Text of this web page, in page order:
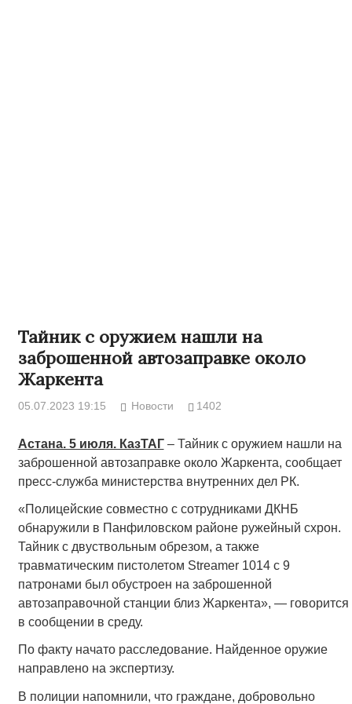
Тайник с оружием нашли на
заброшенной автозаправке около
Жаркента
05.07.2023 19:15 Новости 1402
Астана. 5 июля. КазТАГ– Тайник с оружием нашли на
заброшенной автозаправке около Жаркента, сообщает
пресс-служба министерства внутренних дел РК.
«Полицейские совместно с сотрудниками ДКНБ
обнаружили в Панфиловском районе ружейный схрон.
Тайник с двуствольным обрезом, а также
травматическим пистолетом Streamer 1014 с 9
патронами был обустроен на заброшенной
автозаправочной станции близ Жаркента», — говорится
в сообщении в среду.
По факту начато расследование. Найденное оружие
направлено на экспертизу.
В полиции напомнили, что граждане, добровольно